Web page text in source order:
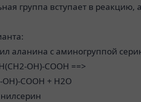
группа вступает в реакцию,
аланина с аминогруппой
OH)-COOH ==>
COOH + H2O